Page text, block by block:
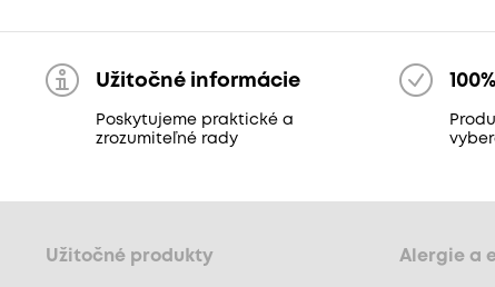
Užitočné informácie
Poskytujeme praktické a
zrozumiteľné rady
Užitočné produkty Alergie a